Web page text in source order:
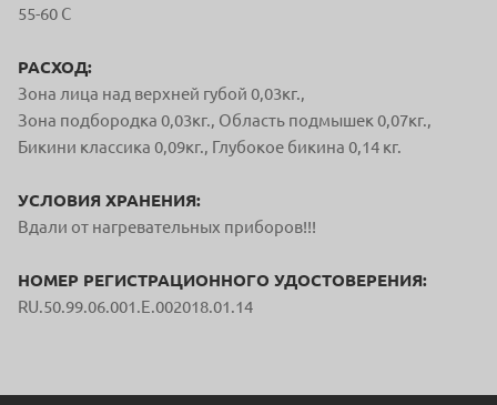
55-60 С
РАСХОД:
Зона лица над верхней губой 0,03кг.,
Зона подбородка 0,03кг., Область подмышек 0,07кг.,
Бикини классика 0,09кг., Глубокое бикина 0,14 кг.
УСЛОВИЯ ХРАНЕНИЯ:
Вдали от нагревательных приборов!!!
НОМЕР РЕГИСТРАЦИОННОГО УДОСТОВЕРЕНИЯ:
RU.50.99.06.001.E.002018.01.14